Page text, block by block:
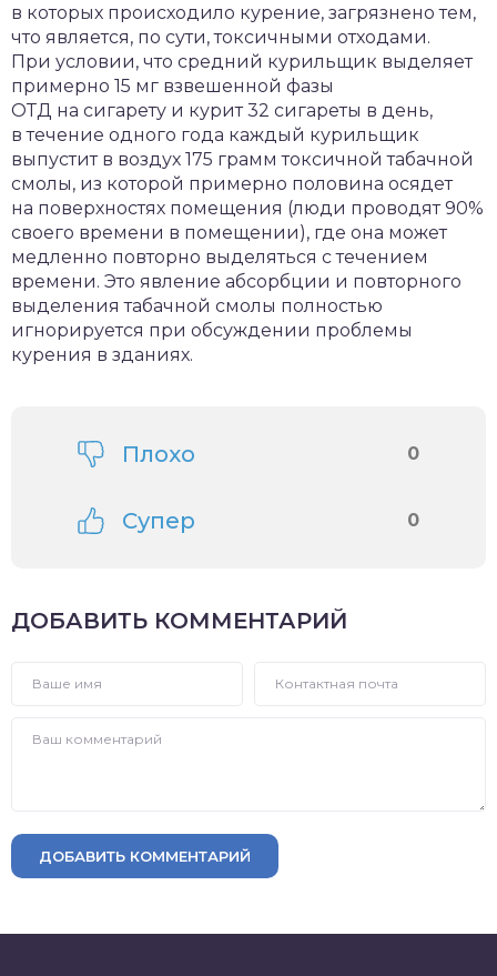
в которых происходило курение, загрязнено тем,
что является, по сути, токсичными отходами.
При условии, что средний курильщик выделяет
примерно 15 мг взвешенной фазы
ОТД на сигарету и курит 32 сигареты в день,
в течение одного года каждый курильщик
выпустит в воздух 175 грамм токсичной табачной
смолы, из которой примерно половина осядет
на поверхностях помещения (люди проводят 90%
своего времени в помещении), где она может
медленно повторно выделяться с течением
времени. Это явление абсорбции и повторного
выделения табачной смолы полностью
игнорируется при обсуждении проблемы
курения в зданиях.
Плохо 0
Супер 0
ДОБАВИТЬ КОММЕНТАРИЙ
ДОБАВИТЬ КОММЕНТАРИЙ